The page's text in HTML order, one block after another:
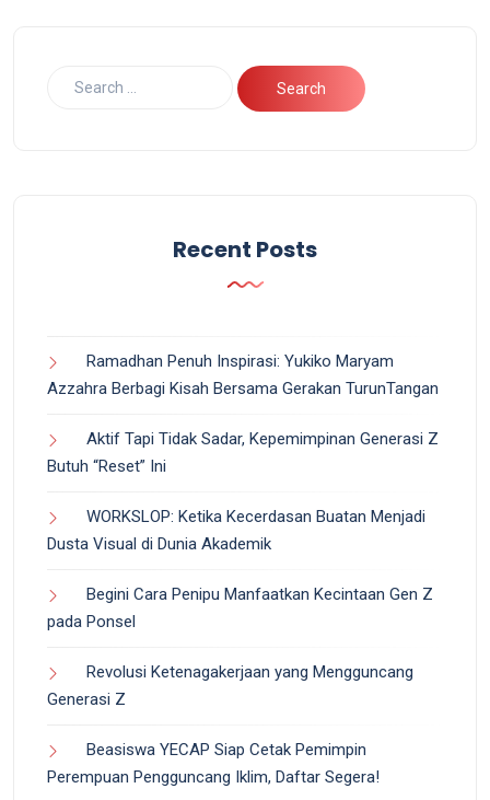
Recent Posts
Ramadhan Penuh Inspirasi: Yukiko Maryam
Azzahra Berbagi Kisah Bersama Gerakan TurunTangan
Aktif Tapi Tidak Sadar, Kepemimpinan Generasi Z
Butuh “Reset” Ini
WORKSLOP: Ketika Kecerdasan Buatan Menjadi
Dusta Visual di Dunia Akademik
Begini Cara Penipu Manfaatkan Kecintaan Gen Z
pada Ponsel
Revolusi Ketenagakerjaan yang Mengguncang
Generasi Z
Beasiswa YECAP Siap Cetak Pemimpin
Perempuan Pengguncang Iklim, Daftar Segera!